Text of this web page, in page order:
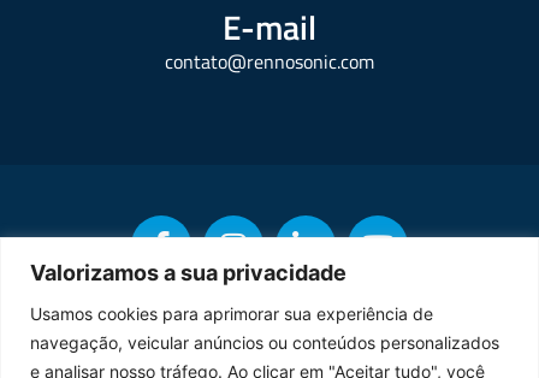
Valorizamos a sua privacidade
Usamos cookies para aprimorar sua experiência de
navegação, veicular anúncios ou conteúdos personalizados
e analisar nosso tráfego. Ao clicar em "Aceitar tudo", você
E-mail
contato@rennosonic.com
Copyright © Rennosonic. Todos os direitos reservados.